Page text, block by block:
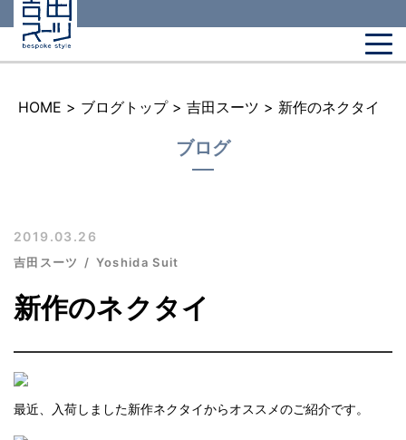
HOME > ブログトップ > 吉田スーツ > 新作のネクタイ
ブログ
2019.03.26
吉田スーツ Yoshida Suit
新作のネクタイ
最近、入荷しました新作ネクタイからオススメのご紹介です。